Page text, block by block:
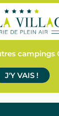
campings
J'Y VAIS !